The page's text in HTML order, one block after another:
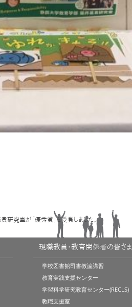
研究室が「優秀賞」を受賞しました。
現職教員・教育関係者の皆さま
学校図書館司書教諭講習
教育実践支援センター
学習科学研究教育センター(RECLS)
教職支援室